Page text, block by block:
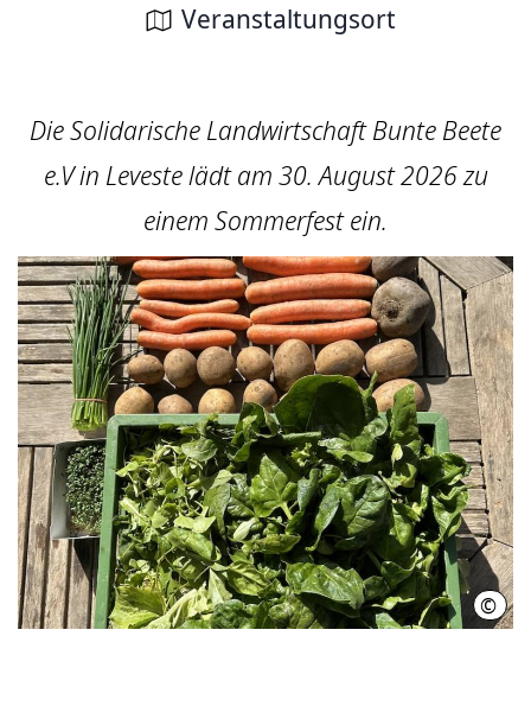
Veranstaltungsort
Die Solidarische Landwirtschaft Bunte Beete
e.V in Leveste lädt am 30. August 2026 zu
einem Sommerfest ein.
©